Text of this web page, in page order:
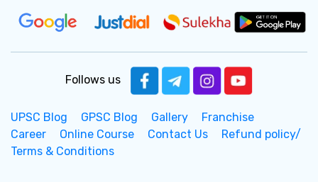
Follows us
UPSC Blog GPSC Blog Gallery
Franchise
Career
Online Course Contact Us
Refund policy/
Terms & Conditions